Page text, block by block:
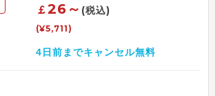
￡26～ (税込)
(¥5,711)
4日前までキャンセル無料